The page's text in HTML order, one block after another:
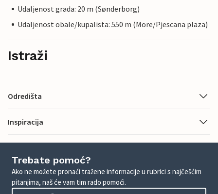
Udaljenost grada: 20 m (Sønderborg)
Udaljenost obale/kupalista: 550 m (More/Pjescana plaza)
Istraži
Odredišta
Inspiracija
Trebate pomoć?
Ako ne možete pronaći tražene informacije u rubrici s najčešćim
pitanjima, naš će vam tim rado pomoći.